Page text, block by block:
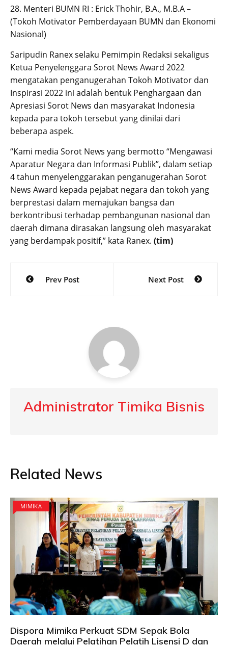
28. Menteri BUMN RI : Erick Thohir, B.A., M.B.A –
(Tokoh Motivator Pemberdayaan BUMN dan Ekonomi
Nasional)
Saripudin Ranex selaku Pemimpin Redaksi sekaligus
Ketua Penyelenggara Sorot News Award 2022
mengatakan penganugerahan Tokoh Motivator dan
Inspirasi 2022 ini adalah bentuk Penghargaan dan
Apresiasi Sorot News dan masyarakat Indonesia
kepada para tokoh tersebut yang dinilai dari
beberapa aspek.
“Kami media Sorot News yang bermotto “Mengawasi
Aparatur Negara dan Informasi Publik”, dalam setiap
4 tahun menyelenggarakan penganugerahan Sorot
News Award kepada pejabat negara dan tokoh yang
berprestasi dalam memajukan bangsa dan
berkontribusi terhadap pembangunan nasional dan
daerah dimana dirasakan langsung oleh masyarakat
yang berdampak positif,” kata Ranex. (tim)
Post
navigation
Prev Post Next Post
Administrator Timika Bisnis
Related News
MIMIKA
Dispora Mimika Perkuat SDM Sepak Bola
Daerah melalui Pelatihan Pelatih Lisensi D dan